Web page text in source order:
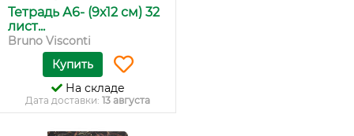
Тетрадь А6- (9х12 см) 32
лист...
Bruno Visconti
Купить
На складе
Дата доставки: 13 августа